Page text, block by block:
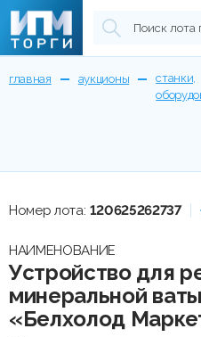
главная аукционы
станки,
Номер лота: 120625262737
НАИМЕНОВАНИЕ
Устройство для
минеральной
«Белхолод